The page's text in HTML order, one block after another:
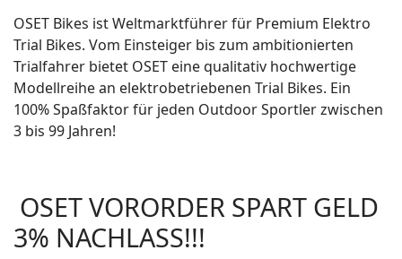
OSET Bikes ist Weltmarktführer für Premium Elektro
Trial Bikes. Vom Einsteiger bis zum ambitionierten
Trialfahrer bietet OSET eine qualitativ hochwertige
Modellreihe an elektrobetriebenen Trial Bikes. Ein
100% Spaßfaktor für jeden Outdoor Sportler zwischen
3 bis 99 Jahren!
OSET VORORDER SPART GELD
3% NACHLASS!!!